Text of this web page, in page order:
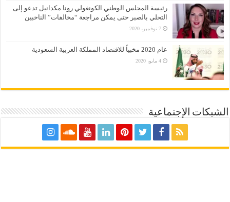
رئيسة المجلس الوطني الكونغولي رونا مكدانيل تدعو إلى
التحلي بالصبر حتى يمكن مراجعة “مخالفات” الناخبين
7 نوفمبر، 2020
عام 2020 مخبياً للاقتصاد المملكة العربية السعودية
4 مايو، 2020
الشبكات الإجتماعية